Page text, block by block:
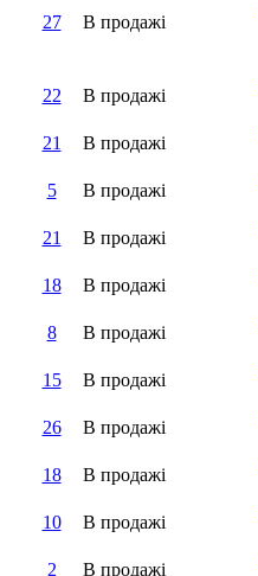
27 В продажi
22 В продажi
21 В продажi
5 В продажi
21 В продажi
18 В продажi
8 В продажi
15 В продажi
26 В продажi
18 В продажi
10 В продажi
2 В продажi